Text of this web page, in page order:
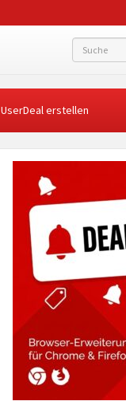
UserDeal erstellen